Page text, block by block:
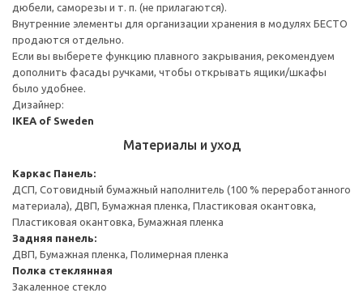
дюбели, саморезы и т. п. (не прилагаются).
Внутренние элементы для организации хранения в модулях БЕСТО
продаются отдельно.
Если вы выберете функцию плавного закрывания, рекомендуем
дополнить фасады ручками, чтобы открывать ящики/шкафы
было удобнее.
Дизайнер:
IKEA of Sweden
Материалы и уход
Каркас Панель:
ДСП, Сотовидный бумажный наполнитель (100 % переработанного
материала), ДВП, Бумажная пленка, Пластиковая окантовка,
Пластиковая окантовка, Бумажная пленка
Задняя панель:
ДВП, Бумажная пленка, Полимерная пленка
Полка стеклянная
Закаленное стекло